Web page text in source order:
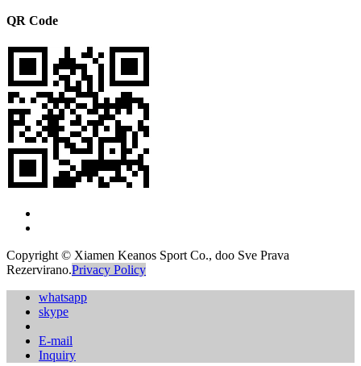
QR Code
Copyright © Xiamen Keanos Sport Co., doo Sve Prava
Rezervirano.Privacy Policy
whatsapp
skype
E-mail
Inquiry